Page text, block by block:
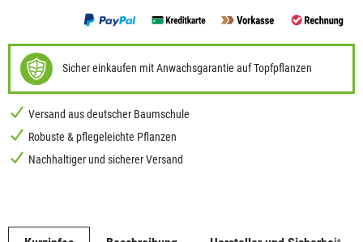
Sicher einkaufen mit Anwachsgarantie auf Topfpflanzen
Versand aus deutscher Baumschule
Robuste & pflegeleichte Pflanzen
Nachhaltiger und sicherer Versand